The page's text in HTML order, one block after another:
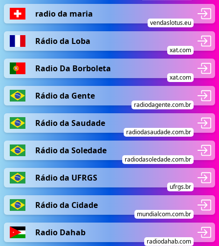
radio da maria
vendaslotus.eu
Rádio da Loba
xat.com
Radio Da Borboleta
xat.com
Rádio da Gente
radiodagente.com.br
Rádio da Saudade
radiodasaudade.com.br
Rádio da Soledade
radiodasoledade.com.br
Rádio da UFRGS
ufrgs.br
Rádio da Cidade
mundialcom.com.br
Radio Dahab
radiodahab.com